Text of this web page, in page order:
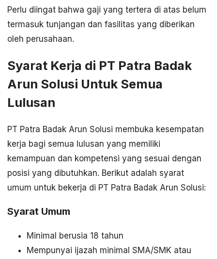
Perlu diingat bahwa gaji yang tertera di atas belum
termasuk tunjangan dan fasilitas yang diberikan
oleh perusahaan.
Syarat Kerja di PT Patra Badak
Arun Solusi Untuk Semua
Lulusan
PT Patra Badak Arun Solusi membuka kesempatan
kerja bagi semua lulusan yang memiliki
kemampuan dan kompetensi yang sesuai dengan
posisi yang dibutuhkan. Berikut adalah syarat
umum untuk bekerja di PT Patra Badak Arun Solusi:
Syarat Umum
Minimal berusia 18 tahun
Mempunyai ijazah minimal SMA/SMK atau